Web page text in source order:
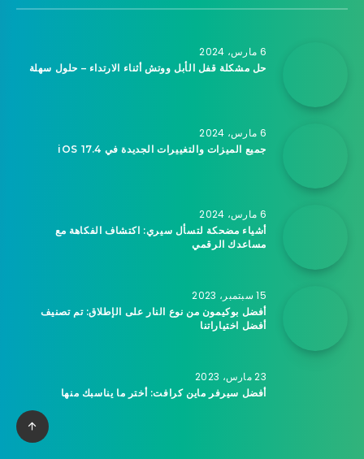
6 مارس، 2024
حل مشكلة قفل الأبل ووتش أثناء الارتداء – حلول سهلة
6 مارس، 2024
جميع الميزات والتغييرات الجديدة في iOS 17.4
6 مارس، 2024
أشياء مضحكة لتسأل سيري: اكتشاف الفكاهة مع
مساعدك الرقمي
15 سبتمبر، 2023
أفضل بوكيمون من نوع النار على الإطلاق: تم تصنيف
أفضل اختياراتنا
23 مارس، 2023
أفضل سيرفر ماين كرافت: أختر ما يناسبك منها